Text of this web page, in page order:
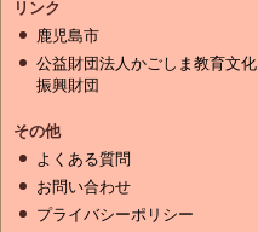
リンク
鹿児島市
公益財団法人かごしま教育文化
振興財団
その他
よくある質問
お問い合わせ
プライバシーポリシー